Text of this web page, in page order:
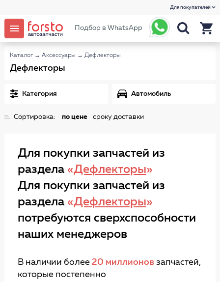
Для покупателей
Подбор в WhatsApp
Каталог → Аксессуары → Дефлекторы
Дефлекторы
Категория Автомобиль
Сортировка: по цене сроку доставки
Для покупки запчастей из
раздела «Дефлекторы»
Для покупки запчастей из
раздела «Дефлекторы»
потребуются сверхспособности
наших менеджеров
В наличии более 20 миллионов запчастей,
которые постепенно